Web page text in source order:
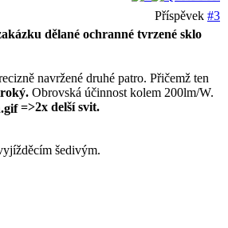
Příspěvek #3
dělané ochranné tvrzené sklo
navržené druhé patro. Přičemž ten
Obrovská účinnost kolem 200lm/W.
=>2x delší svit.
šedivým.